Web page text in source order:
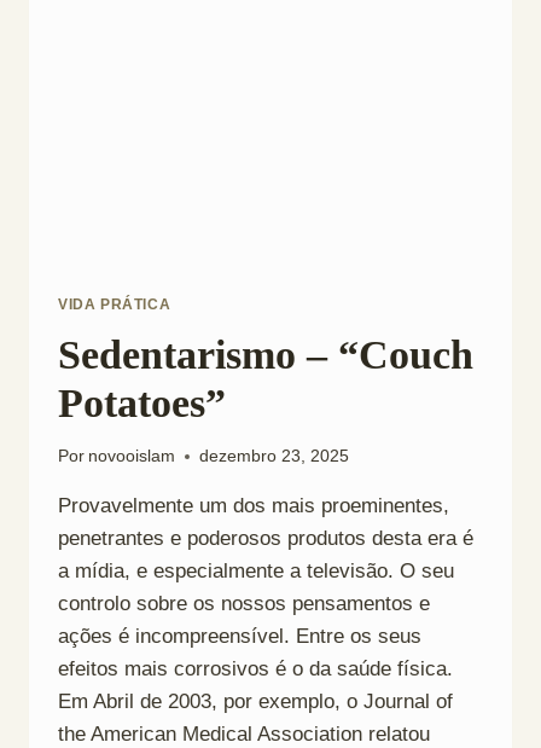
VIDA PRÁTICA
Sedentarismo – “Couch
Potatoes”
Por novooislam dezembro 23, 2025
Provavelmente um dos mais proeminentes,
penetrantes e poderosos produtos desta era é
a mídia, e especialmente a televisão. O seu
controlo sobre os nossos pensamentos e
ações é incompreensível. Entre os seus
efeitos mais corrosivos é o da saúde física.
Em Abril de 2003, por exemplo, o Journal of
the American Medical Association relatou